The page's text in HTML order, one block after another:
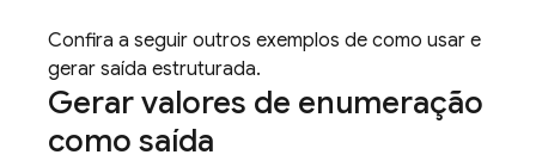
Confira a seguir outros exemplos de como usar e
gerar saída estruturada.
Gerar valores de enumeração
como saída